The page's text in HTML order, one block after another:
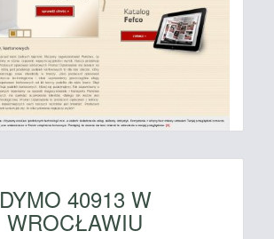
DYMO 40913 W
WROCŁAWIU